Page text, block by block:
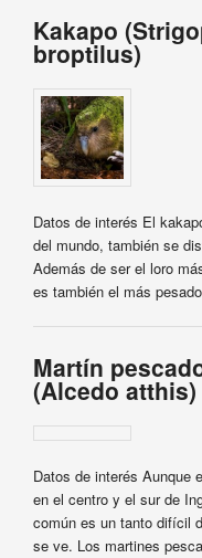
Kakapo
broptilus)
Datos de interés El
del mundo, también se
Además de ser el loro
es también el más
Martín
(Alcedo atthis)
Datos de interés Aunque
en el centro y el sur de
común es un tanto difícil
se ve. Los martines